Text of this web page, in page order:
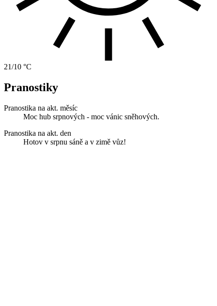
21/10 °C
Pranostiky
Pranostika na akt. měsíc
Moc hub srpnových - moc vánic sněhových.
Pranostika na akt. den
Hotov v srpnu sáně a v zimě vůz!